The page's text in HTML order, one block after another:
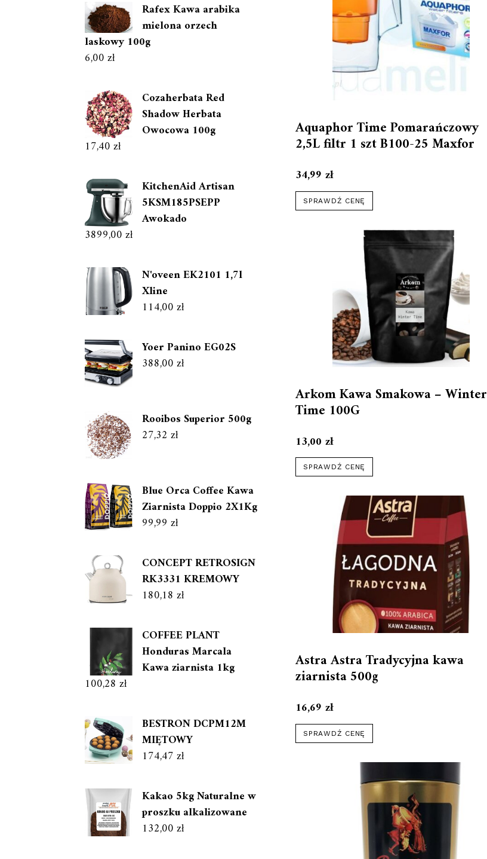
Aquaphor Time Pomarańczowy
2,5L filtr 1 szt B100-25 Maxfor
34,99zł
SPRAWDŹ CENĘ
Arkom Kawa Smakowa – Winter
Time 100G
13,00zł
SPRAWDŹ CENĘ
Astra Astra Tradycyjna kawa
ziarnista 500g
16,69zł
SPRAWDŹ CENĘ
Rafex Kawa arabika
mielona orzech
laskowy 100g
6,00zł
Cozaherbata Red
Shadow Herbata
Owocowa 100g
17,40zł
KitchenAid Artisan
5KSM185PSEPP
Awokado
3899,00zł
N'oveen EK2101 1,7l
Xline
114,00zł
Yoer Panino EG02S
388,00zł
Rooibos Superior 500g
27,32 zł
Blue Orca Coffee Kawa
Ziarnista Doppio 2X1Kg
99,99 zł
CONCEPT RETROSIGN
RK3331 KREMOWY
180,18 zł
COFFEE PLANT
Honduras Marcala
Kawa ziarnista 1kg
100,28 zł
BESTRON DCPM12M
MIĘTOWY
174,47zł
Kakao 5kg Naturalne w
proszku alkalizowane
132,00zł